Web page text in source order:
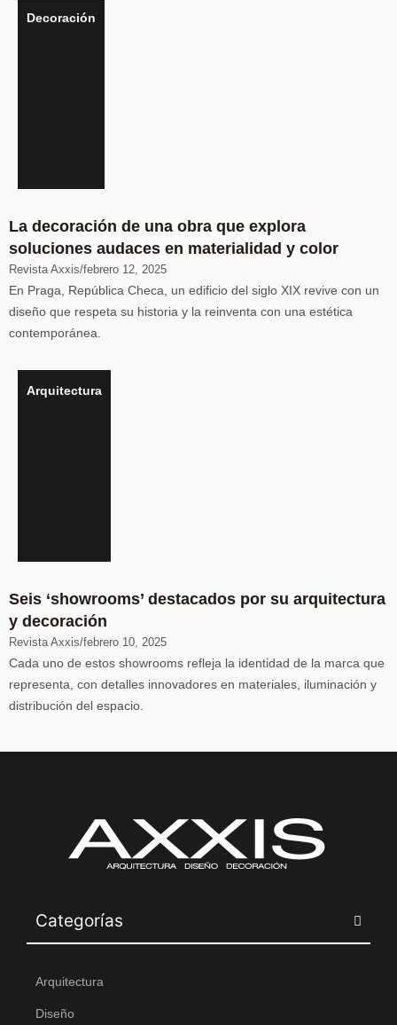
Decoración
La decoración de una obra que explora
soluciones audaces en materialidad y color
Revista Axxis/febrero 12, 2025
En Praga, República Checa, un edificio del siglo XIX revive con un
diseño que respeta su historia y la reinventa con una estética
contemporánea.
Arquitectura
Seis ‘showrooms’ destacados por su arquitectura
y decoración
Revista Axxis/febrero 10, 2025
Cada uno de estos showrooms refleja la identidad de la marca que
representa, con detalles innovadores en materiales, iluminación y
distribución del espacio.
Categorías
Arquitectura
Diseño